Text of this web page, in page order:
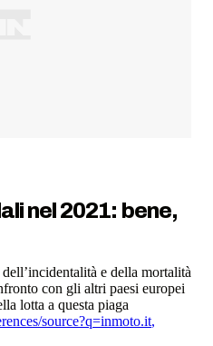
nel 2021: bene,
e della mortalità
con gli altri paesi europei
lotta a questa piaga
source?q=inmoto.it,